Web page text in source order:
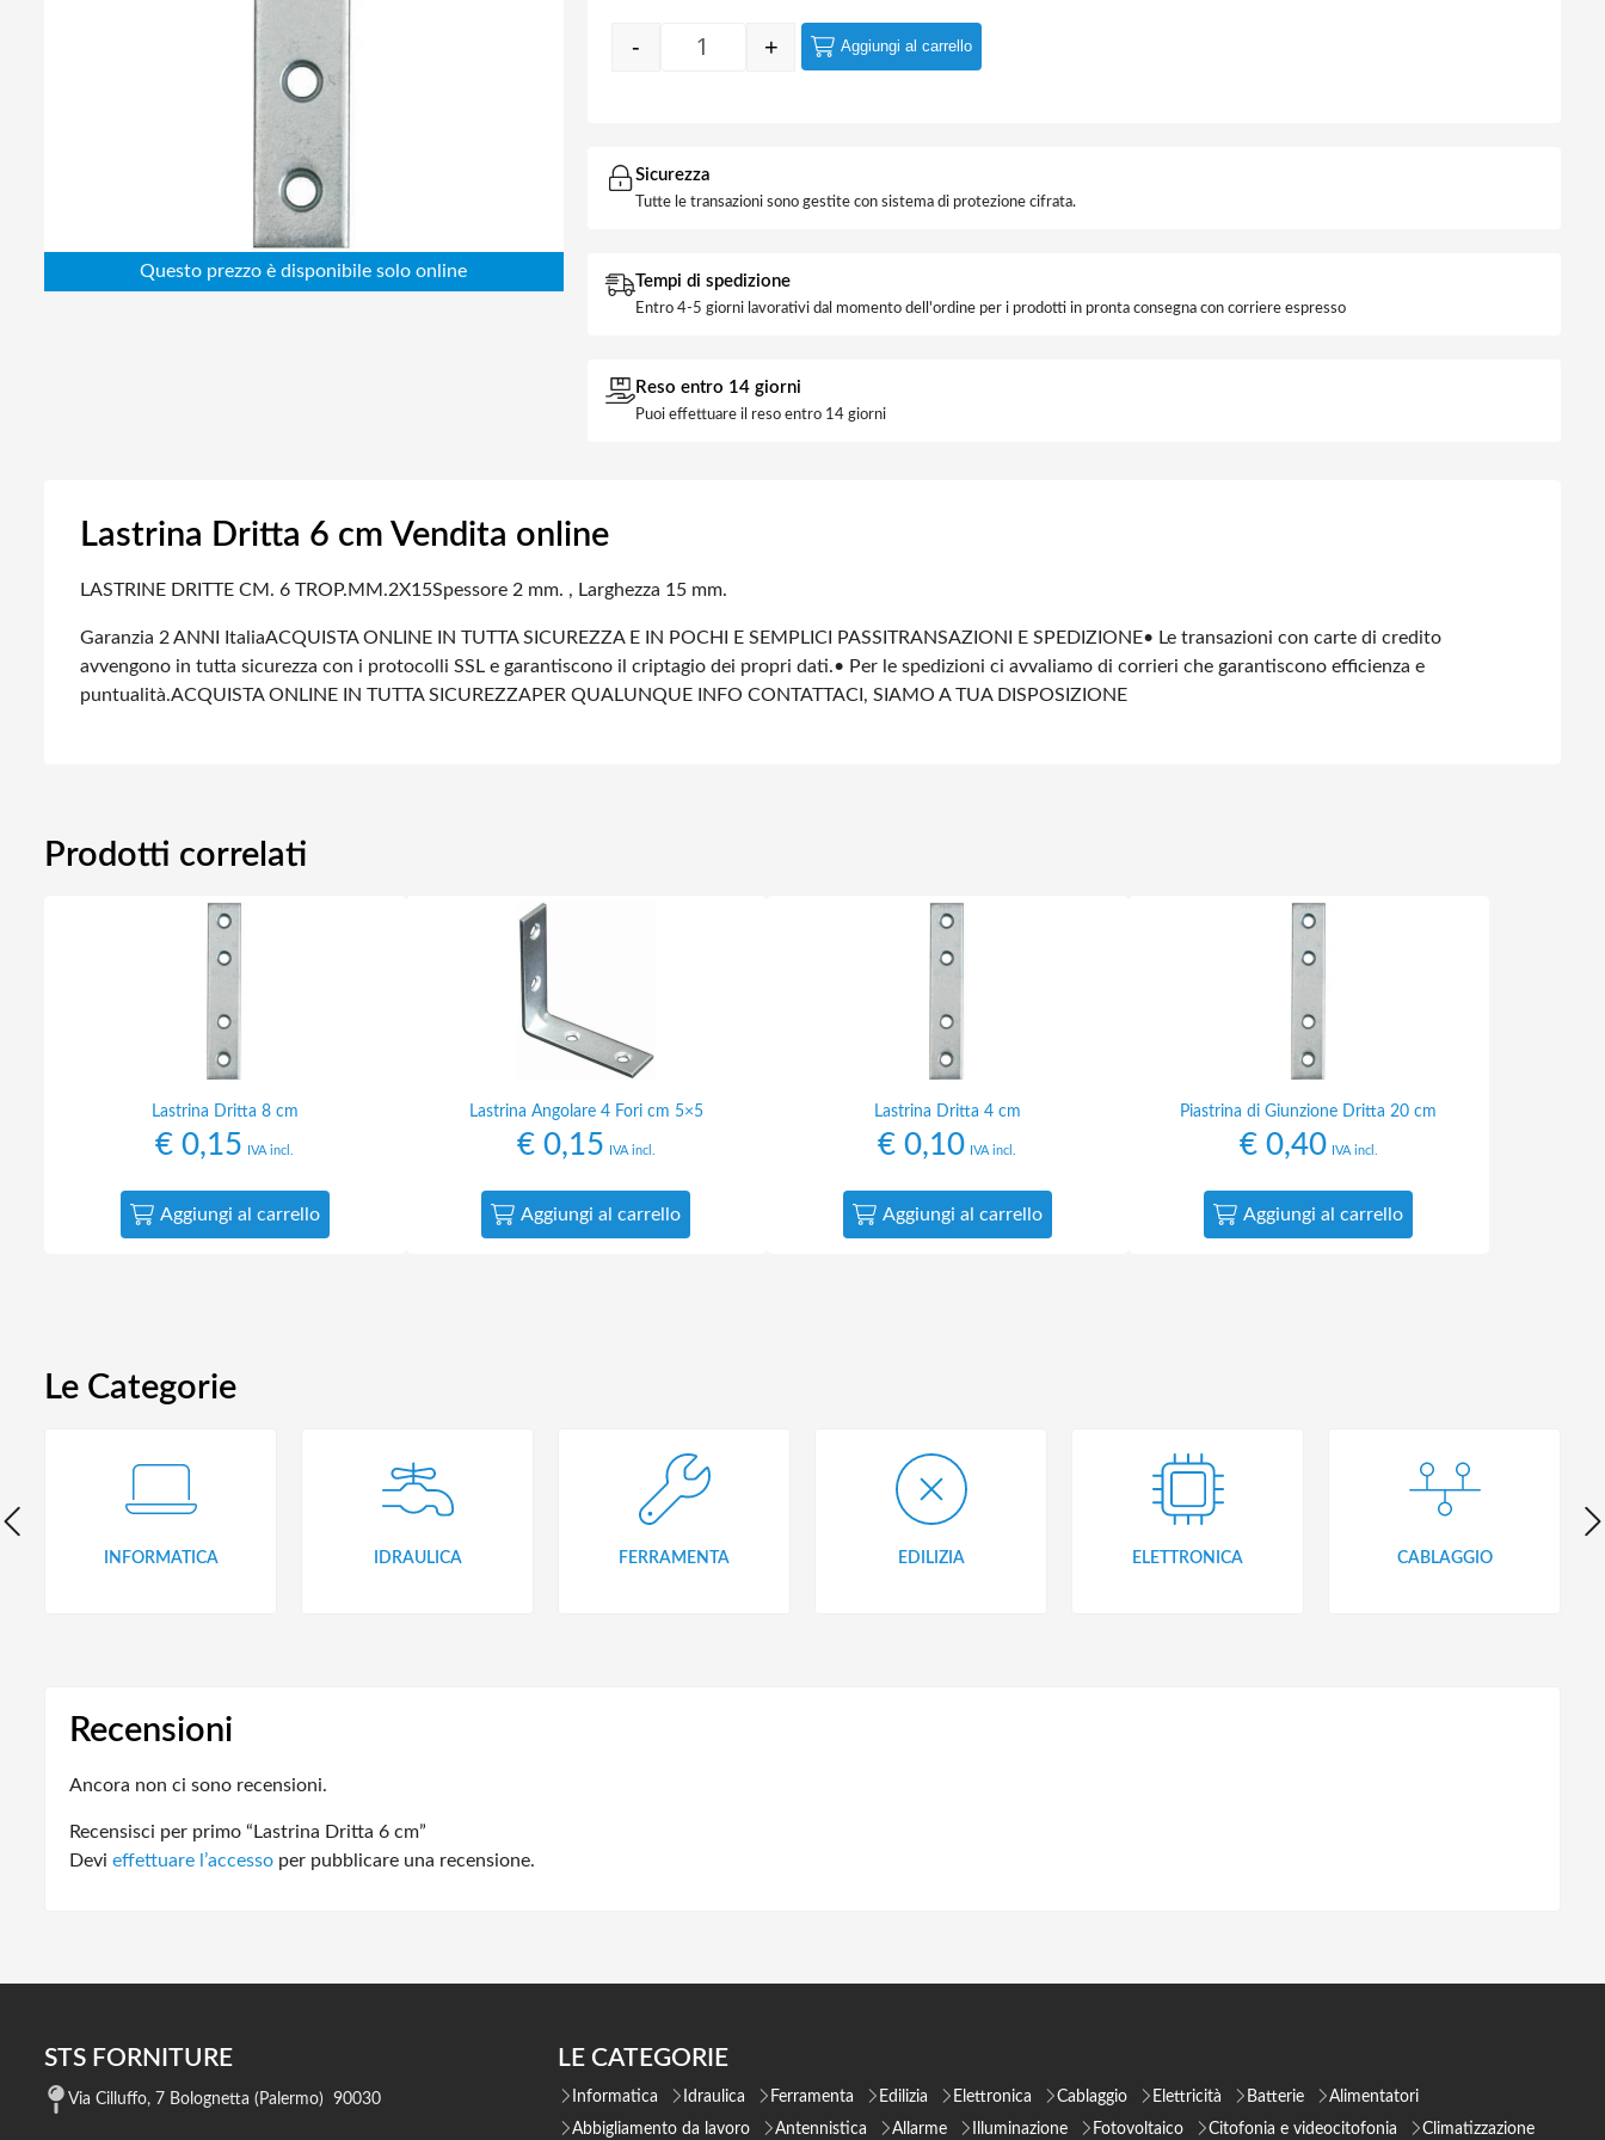
Elettronica
Edilizia
Quantity
- + Aggiungi al carrello
Sicurezza
Tutte le transazioni sono gestite con sistema di protezione cifrata.
Tempi di spedizione
Entro 4-5 giorni lavorativi dal momento dell'ordine per i prodotti in pronta consegna con corriere espresso
Reso entro 14 giorni
Puoi effettuare il reso entro 14 giorni
Lastrina Dritta 6 cm Vendita online
LASTRINE DRITTE CM. 6 TROP.MM.2X15Spessore 2 mm. , Larghezza 15 mm.
Garanzia 2 ANNI ItaliaACQUISTA ONLINE IN TUTTA SICUREZZA E IN POCHI E SEMPLICI PASSI TRANSAZIONI E SPEDIZIONE• Le transazioni con carte di credito
avvengono in tutta sicurezza con i protocolli SSL e garantiscono il criptagio dei propri dati.• Per le spedizioni ci avvaliamo di corrieri che garantiscono efficienza e
puntualità.ACQUISTA ONLINE IN TUTTA SICUREZZAPER QUALUNQUE INFO CONTATTACI, SIAMO A TUA DISPOSIZIONE
Prodotti correlati
Lastrina Dritta 8 cm
€ 0,15 IVA incl.
Aggiungi al carrello
Lastrina Angolare 4 Fori cm 5×5
€0,15 IVA incl.
Aggiungi al carrello
Lastrina Dritta 4 cm
€ 0,10 IVA incl.
Aggiungi al carrello
Piastrina di Giunzione Dritta 20 cm
€0,40 IVA incl.
Aggiungi al carrello
Le Categorie
INFORMATICA IDRAULICA FERRAMENTA EDILIZIA ELETTRONICA CABLAGGIO
Recensioni
Ancora non ci sono recensioni.
Recensisci per primo “Lastrina Dritta 6 cm”
Devi effettuare l’accesso per pubblicare una recensione.
STS FORNITURE
Via Cilluffo, 7 Bolognetta (Palermo) 90030
LE CATEGORIE
Informatica Idraulica Ferramenta Edilizia Elettronica Cablaggio Elettricità Batterie
Alimentatori
Abbigliamento da lavoro
Antennistica Allarme Illuminazione Fotovoltaico Citofonia e videocitofonia Climatizzazione